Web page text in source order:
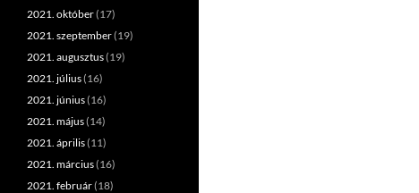
2021. október(17)
2021. szeptember(19)
2021. augusztus(19)
2021. július(16)
2021. június(16)
2021. május(14)
2021. április(11)
2021. március(16)
2021. február(18)